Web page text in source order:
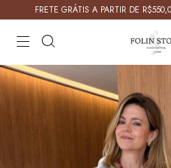
FRETE GRÁTIS A PARTIR DE